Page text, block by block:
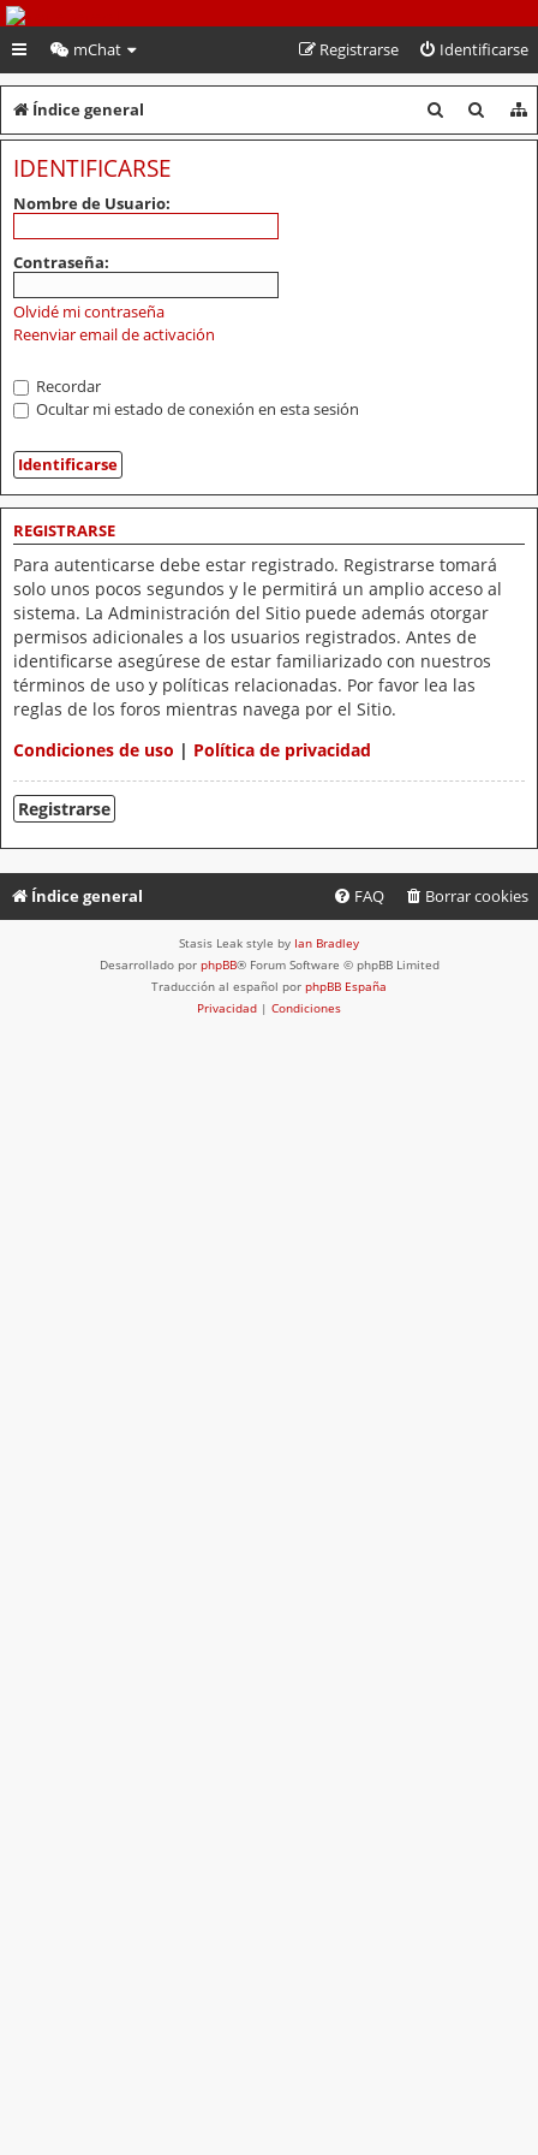
PeruVoley.com
mChat Identificarse
Registrarse
Índice general
u
u
IDENTIFICARSE
Nombre de Usuario:
Contraseña:
Olvidé mi contraseña
Reenviar email de activación
Recordar
Ocultar mi estado de conexión en esta sesión
REGISTRARSE
Para autenticarse debe estar registrado. Registrarse tomará
solo unos pocos segundos y le permitirá un amplio acceso al
sistema. La Administración del Sitio puede además otorgar
permisos adicionales a los usuarios registrados. Antes de
identificarse asegúrese de estar familiarizado con nuestros
términos de uso y políticas relacionadas. Por favor lea las
reglas de los foros mientras navega por el Sitio.
Condiciones de uso | Política de privacidad
Registrarse
Índice general Borrar cookies
FAQ
Stasis Leak style by Ian Bradley
Desarrollado por phpBB® Forum Software © phpBB Limited
Traducción al español por phpBB España
Privacidad | Condiciones